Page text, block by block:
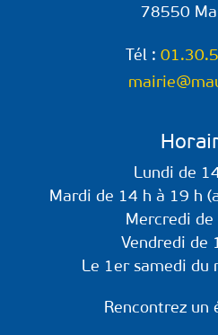
78550
Tél :
Lundi de
Mardi de 14 h à 19 h
Mercredi
Vendredi de
Le 1er samedi du
Rencontrez un